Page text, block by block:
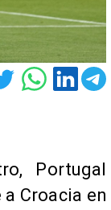
Portugal
Croacia en